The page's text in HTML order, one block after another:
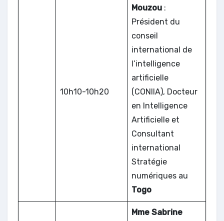
10h10-10h20
Mouzou :
Président du
conseil
international de
l’intelligence
artificielle
(CONIIA), Docteur
en Intelligence
Artificielle et
Consultant
international
Stratégie
numériques au
Togo
Mme Sabrine